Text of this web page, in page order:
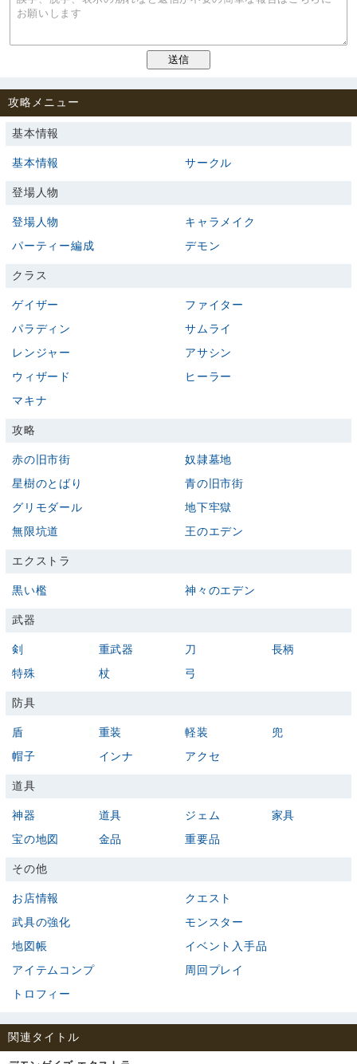
攻略メニュー
基本情報
基本情報 サークル
登場人物
登場人物
キャラメイク
パーティー編成
デモン
クラス
ゲイザー
ファイター
パラディン
サムライ
レンジャー
アサシン
ウィザード
ヒーラー
マキナ
攻略
赤の旧市街
奴隷墓地
星樹のとばり
青の旧市街
グリモダール
地下牢獄
無限坑道
王のエデン
エクストラ
黒い檻 神々のエデン
武器
剣 重武器 刀
長柄
特殊
杖 弓
防具
盾 重装 軽装
兜
帽子
インナ アクセ
道具
神器 道具 ジェム
家具
宝の地図
金品 重要品
その他
お店情報
クエスト
武具の強化
モンスター
地図帳
イベント入手品
アイテムコンプ
周回プレイ
トロフィー
関連タイトル